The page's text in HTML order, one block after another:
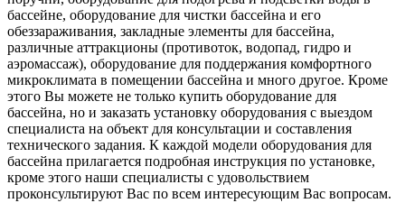
бассейне, оборудование для чистки бассейна и его
обеззараживания, закладные элементы для бассейна,
различные аттракционы (противоток, водопад, гидро и
аэромассаж), оборудование для поддержания комфортного
микроклимата в помещении бассейна и много другое. Кроме
этого Вы можете не только купить оборудование для
бассейна, но и заказать установку оборудования с выездом
специалиста на объект для консультации и составления
технического задания. К каждой модели оборудования для
бассейна прилагается подробная инструкция по установке,
кроме этого наши специалисты с удовольствием
проконсультируют Вас по всем интересующим Вас вопросам.